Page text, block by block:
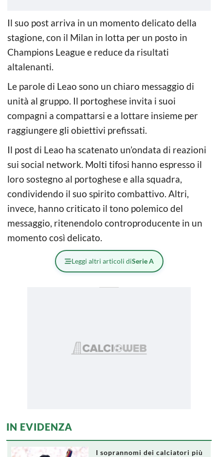
Il suo post arriva in un momento delicato della
stagione, con il Milan in lotta per un posto in
Champions League e reduce da risultati
altalenanti.
Le parole di Leao sono un chiaro messaggio di
unità al gruppo. Il portoghese invita i suoi
compagni a compattarsi e a lottare insieme per
raggiungere gli obiettivi prefissati.
Il post di Leao ha scatenato un’ondata di reazioni
sui social network. Molti tifosi hanno espresso il
loro sostegno al portoghese e alla squadra,
condividendo il suo spirito combattivo. Altri,
invece, hanno criticato il tono polemico del
messaggio, ritenendolo controproducente in un
momento così delicato.
Leggi altri articoli diSerie A
IN EVIDENZA
I soprannomi dei calciatori più